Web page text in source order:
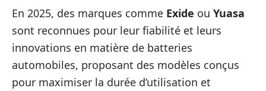
En 2025, des marques comme Exide ou Yuasa
sont reconnues pour leur fiabilité et leurs
innovations en matière de batteries
automobiles, proposant des modèles conçus
pour maximiser la durée d’utilisation et